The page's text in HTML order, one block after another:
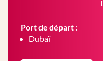
Port de départ :
Dubaï